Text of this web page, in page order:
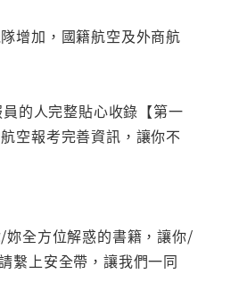
增加，國籍航空及外商航
的人完整貼心收錄【第一
空報考完善資訊，讓你不
妳全方位解惑的書籍，讓你/
上安全帶，讓我們一同